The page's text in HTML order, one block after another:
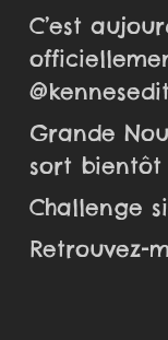
C’est
Grande
sort bientôt
Challenge
Retrouvez-